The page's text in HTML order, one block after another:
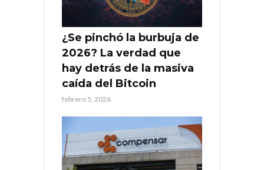
¿Se pinchó la burbuja de
2026? La verdad que
hay detrás de la masiva
caída del Bitcoin
febrero 5, 2026